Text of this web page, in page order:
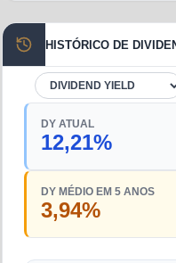
HISTÓRICO DE
DY ATUAL
12,21%
DY MÉDIO EM 5 ANOS
3,94%